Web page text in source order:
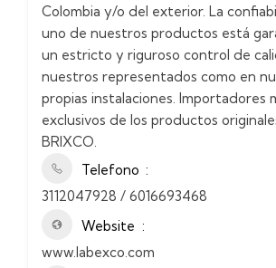
Colombia y/o del exterior. La
uno de nuestros productos está
un estricto y riguroso control de
nuestros representados como en
propias instalaciones. Importadores
exclusivos de los productos
BRIXCO.
Telefono
3112047928 / 6016693468
Website
www.labexco.com